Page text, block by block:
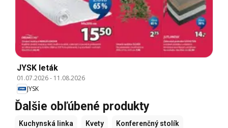
JYSK leták
01.07.2026- 11.08.2026
JYSK
Ďalšie obľúbené produkty
Kuchynská linka Kvety Konferenčný stolík